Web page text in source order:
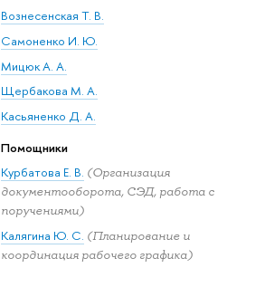
Вознесенская Т. В.
Самоненко И. Ю.
Мицюк А. А.
Щербакова М. А.
Касьяненко Д. А.
Помощники
Курбатова Е. В. (Организация
документооборота, СЭД, работа с
поручениями)
Калягина Ю. С. (Планирование и
координация рабочего графика)